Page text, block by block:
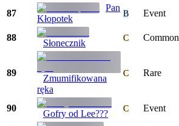
87
Pan
Kłopotek
B Event
88
Słonecznik C Common
89
Zmumifikowana
ręka
C Rare
90
Gofry od Lee??? C Event